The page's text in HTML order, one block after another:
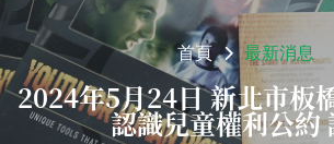
首頁 最新消息
2024年5月24日 新北市板
認識兒童權利公約